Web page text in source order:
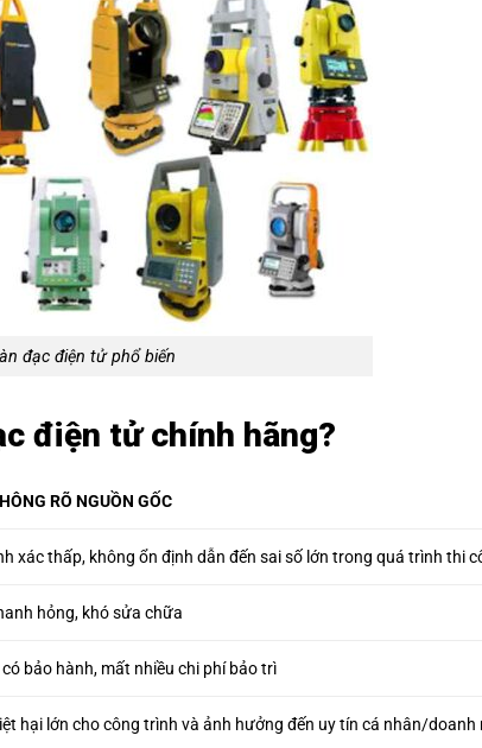
đạc điện tử phổ biến
điện tử chính hãng?
RÕ NGUỒN GỐC
xác thấp, không ổn định dẫn đến sai số lớn trong quá trình thi
hỏng, khó sửa chữa
bảo hành, mất nhiều chi phí bảo trì
hại lớn cho công trình và ảnh hưởng đến uy tín cá nhân/doanh